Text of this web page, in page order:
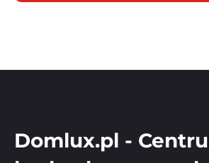
Domlux.pl -